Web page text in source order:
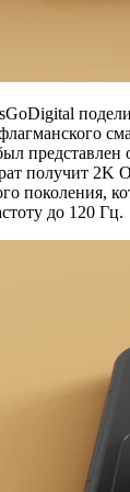
представлен
получит 2K
поколения,
до 120 Гц.